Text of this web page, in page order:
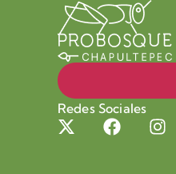
Redes Sociales